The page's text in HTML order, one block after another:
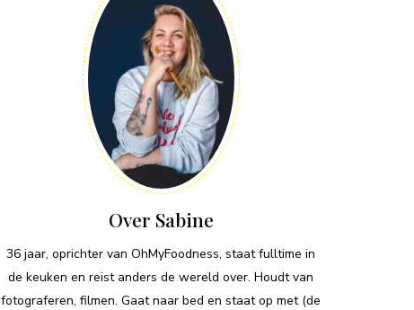
Over Sabine
36 jaar, oprichter van OhMyFoodness, staat fulltime in
de keuken en reist anders de wereld over. Houdt van
fotograferen, filmen. Gaat naar bed en staat op met (de